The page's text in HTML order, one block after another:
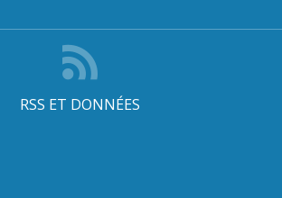
RSS ET DONNÉES